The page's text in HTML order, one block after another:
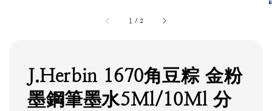
1 /2
J.Herbin 1670角豆粽 金粉
墨鋼筆墨水5Ml/10Ml 分